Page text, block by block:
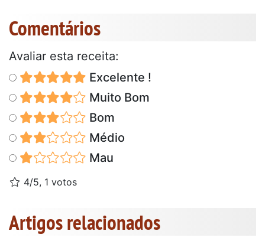
Comentários
Avaliar esta receita:
Excelente !
Muito Bom
Bom
Médio
Mau
4/5, 1 votos
Artigos relacionados